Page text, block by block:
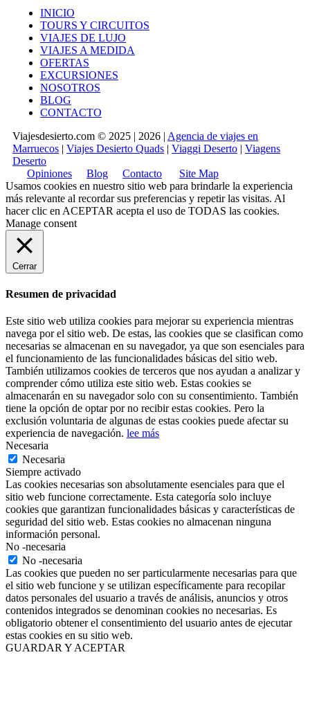
INICIO
TOURS Y CIRCUITOS
VIAJES DE LUJO
VIAJES A MEDIDA
OFERTAS
EXCURSIONES
NOSOTROS
BLOG
CONTACTO
Viajesdesierto.com © 2025 | 2026 | Agencia de viajes en
Marruecos | Viajes Desierto Quads | Viaggi Deserto | Viagens
Deserto
Opiniones
Blog Contacto
Site Map
Usamos cookies en nuestro sitio web para brindarle la experiencia
más relevante al recordar sus preferencias y repetir las visitas. Al
hacer clic en ACEPTAR acepta el uso de TODAS las cookies.
Manage consent
Cerrar
Resumen de privacidad
Este sitio web utiliza cookies para mejorar su experiencia mientras
navega por el sitio web. De estas, las cookies que se clasifican como
necesarias se almacenan en su navegador, ya que son esenciales para
el funcionamiento de las funcionalidades básicas del sitio web.
También utilizamos cookies de terceros que nos ayudan a analizar y
comprender cómo utiliza este sitio web. Estas cookies se
almacenarán en su navegador solo con su consentimiento. También
tiene la opción de optar por no recibir estas cookies. Pero la
exclusión voluntaria de algunas de estas cookies puede afectar su
experiencia de navegación. lee más
Necesaria
Necesaria
Siempre activado
Las cookies necesarias son absolutamente esenciales para que el
sitio web funcione correctamente. Esta categoría solo incluye
cookies que garantizan funcionalidades básicas y características de
seguridad del sitio web. Estas cookies no almacenan ninguna
información personal.
No -necesaria
No -necesaria
Las cookies que pueden no ser particularmente necesarias para que
el sitio web funcione y se utilizan específicamente para recopilar
datos personales del usuario a través de análisis, anuncios y otros
contenidos integrados se denominan cookies no necesarias. Es
obligatorio obtener el consentimiento del usuario antes de ejecutar
estas cookies en su sitio web.
GUARDAR Y ACEPTAR